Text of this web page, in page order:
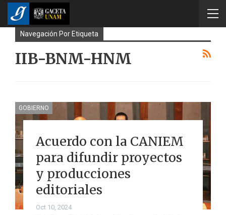
Navegación Por Etiqueta
IIB-BNM-HNM
GOBIERNO
Acuerdo con la CANIEM
para difundir proyectos
y producciones
editoriales
Oct 10, 2024